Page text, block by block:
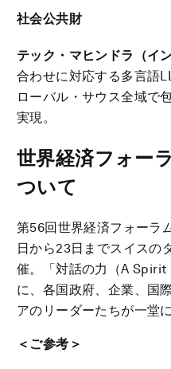
社会公共財
テック・マヒンドラ（イ
合わせに対応する多言語
ローバル・サウス全域で
実現。
世界経済フォー
ついて
第56回世界経済フォーラ
日から23日までスイスの
催。「対話の力（A
に、各国政府、企業、国
アのリーダーたちが一堂
＜ご参考＞